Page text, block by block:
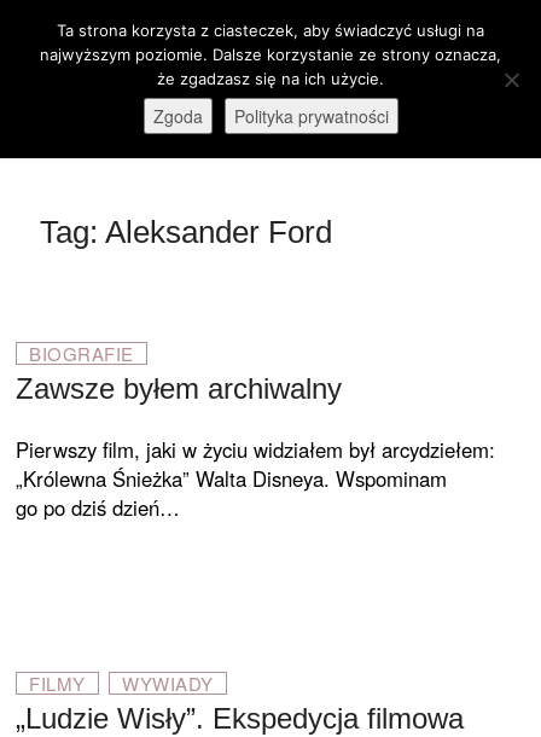
Otwórz pasek narzędzi
stare-kino.pl
ZAPRASZAMY
M
e
B
Tag:Aleksander Ford
BIOGRAFIE
Zawsze byłem archiwalny
Pierwszy film, jaki w życiu widziałem był arcydziełem:
„Królewna Śnieżka” Walta Disneya. Wspominam
go po dziś dzień…
FILMY WYWIADY
„Ludzie Wisły”. Ekspedycja filmowa
Ta strona korzysta z ciasteczek, aby świadczyć usługi na
najwyższym poziomie. Dalsze korzystanie ze strony oznacza,
że zgadzasz się na ich użycie.
Zgoda Polityka prywatności